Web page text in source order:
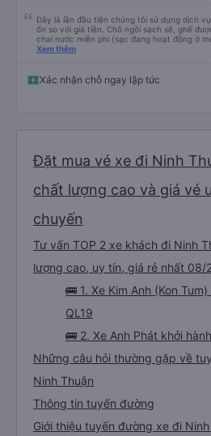
Đây là lần đầu tiên chúng tôi sử dụng dịch
ổn so với giá tiền. Chỗ ngồi sạch sẽ, ghế
chai nước miễn phí (sạc đang hoạt động ở
cùng xe đi chiều ngược lại có thể đã bị tắt.).
mua vé trước qua Vexere và thanh toán tại
tôi chạy xe dọc tuyến Nha Trang - Ngọc
Xem thêm
Xác nhận chỗ ngay lập tức
Đặt mua vé xe đi Ninh
chất lượng cao và giá vé
chuyến
Tư vấn TOP 2 xe khách đi Ninh
lượng cao, uy tín, giá rẻ nhất 08/
🚌 1. Xe Kim Anh (Kon
QL19
🚌 2. Xe Anh Phát khởi
Những câu hỏi thường gặp về
Ninh Thuận
Thông tin tuyến đường
Giới thiệu tuyến đường xe đi